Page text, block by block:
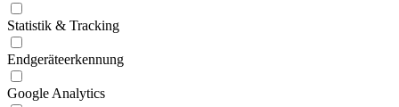
Statistik & Tracking
Endgeräteerkennung
Google Analytics